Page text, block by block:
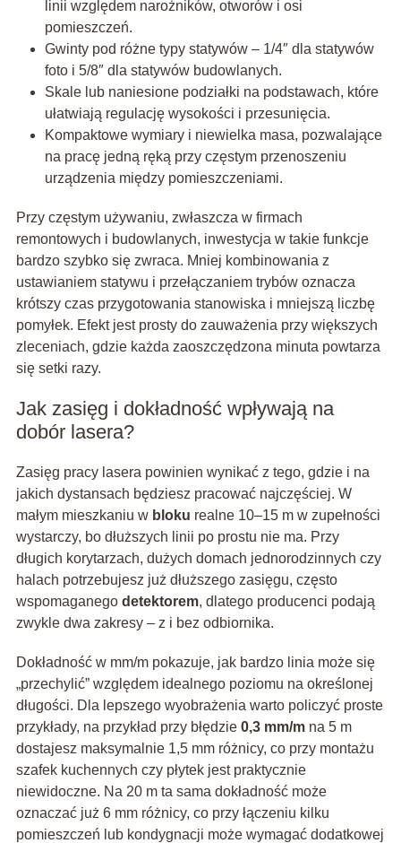
linii względem narożników, otworów i osi
pomieszczeń.
Gwinty pod różne typy statywów – 1/4″ dla statywów
foto i 5/8″ dla statywów budowlanych.
Skale lub naniesione podziałki na podstawach, które
ułatwiają regulację wysokości i przesunięcia.
Kompaktowe wymiary i niewielka masa, pozwalające
na pracę jedną ręką przy częstym przenoszeniu
urządzenia między pomieszczeniami.
Przy częstym używaniu, zwłaszcza w firmach
remontowych i budowlanych, inwestycja w takie funkcje
bardzo szybko się zwraca. Mniej kombinowania z
ustawianiem statywu i przełączaniem trybów oznacza
krótszy czas przygotowania stanowiska i mniejszą liczbę
pomyłek. Efekt jest prosty do zauważenia przy większych
zleceniach, gdzie każda zaoszczędzona minuta powtarza
się setki razy.
Jak zasięg i dokładność wpływają na
dobór lasera?
Zasięg pracy lasera powinien wynikać z tego, gdzie i na
jakich dystansach będziesz pracować najczęściej. W
małym mieszkaniu w bloku realne 10–15 m w zupełności
wystarczy, bo dłuższych linii po prostu nie ma. Przy
długich korytarzach, dużych domach jednorodzinnych czy
halach potrzebujesz już dłuższego zasięgu, często
wspomaganego detektorem, dlatego producenci podają
zwykle dwa zakresy – z i bez odbiornika.
Dokładność w mm/m pokazuje, jak bardzo linia może się
„przechylić” względem idealnego poziomu na określonej
długości. Dla lepszego wyobrażenia warto policzyć proste
przykłady, na przykład przy błędzie 0,3 mm/mna 5 m
dostajesz maksymalnie 1,5 mm różnicy, co przy montażu
szafek kuchennych czy płytek jest praktycznie
niewidoczne. Na 20 m ta sama dokładność może
oznaczać już 6 mm różnicy, co przy łączeniu kilku
pomieszczeń lub kondygnacji może wymagać dodatkowej